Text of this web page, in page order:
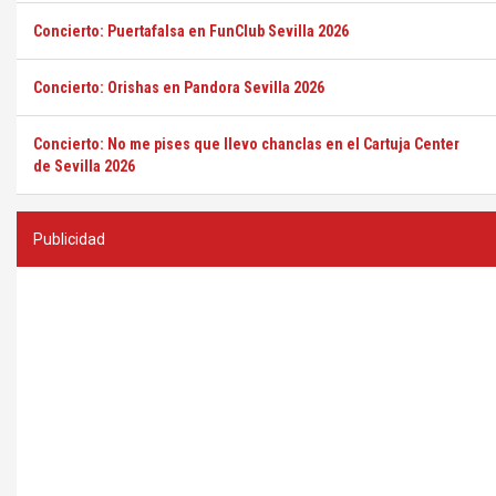
Concierto: Puertafalsa en FunClub Sevilla 2026
Concierto: Orishas en Pandora Sevilla 2026
Concierto: No me pises que llevo chanclas en el Cartuja Center
de Sevilla 2026
Publicidad